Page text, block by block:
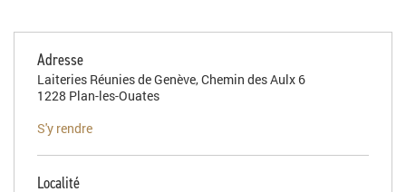
Adresse
Laiteries Réunies de Genève, Chemin des Aulx 6
1228 Plan-les-Ouates
S'y rendre
Localité